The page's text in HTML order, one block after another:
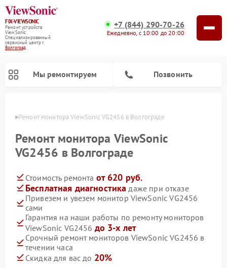
FIX-VIEWSONIC
Ремонт устройств
ViewSonic
Специализированный
cервисный центр г.
Волгоград
+7 (844) 290-70-26
Ежедневно, с 10:00 до 20:00
Мы ремонтируем Позвонить
Ремонт монитора ViewSonic VG2456 в Волгограде
Ремонт монитора ViewSonic
VG2456 в Волгограде
Стоимость ремонта от 620 руб.
Бесплатная диагностика даже при отказе
Привезем и увезем монитор ViewSonic VG2456
сами
Гарантия на наши работы по ремонту мониторов
ViewSonic VG2456 до 3-х лет
Срочный ремонт мониторов ViewSonic VG2456 в
течении часа
Скидка для вас до 20%